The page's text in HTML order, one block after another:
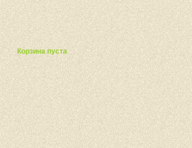
Корзина пуста